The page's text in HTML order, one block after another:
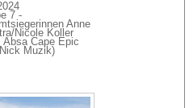
7 -
Anne
Nicole Koller
Absa Cape Epic
Muzik)